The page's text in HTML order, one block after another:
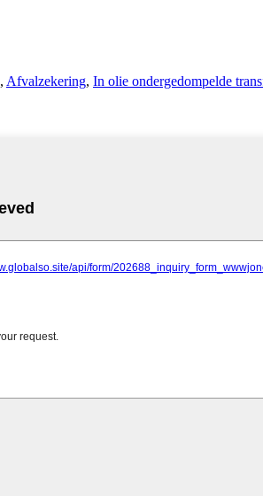
, Afvalzekering, In olie ondergedompelde